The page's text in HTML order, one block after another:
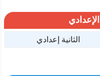
الثانية إعدادي